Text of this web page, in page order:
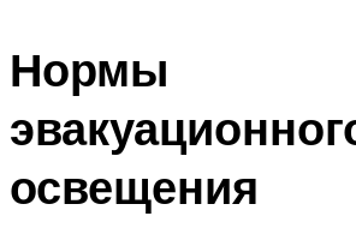
Нормы
освещения